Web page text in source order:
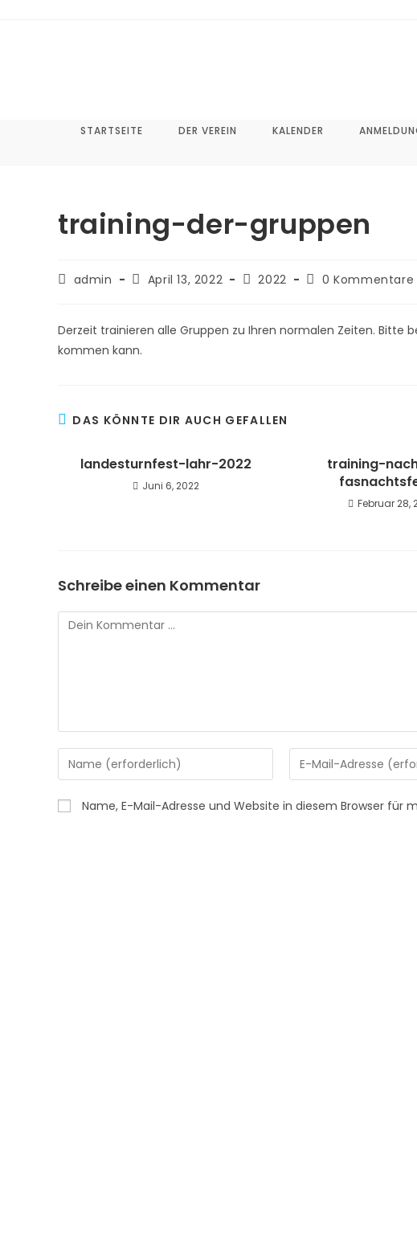
STARTSEITE DER VEREIN KALENDER
training-der-gruppen
Beitrags-
admin
Beitrag
April 13, 2022
Beitrags-
2022
Beitrags-
0 Kommentare
Derzeit trainieren alle Gruppen zu Ihren normalen Zeiten. Bitte
kommen kann.
DAS KÖNNTE DIR AUCH GEFALLEN
landesturnfest-lahr-2022
Juni 6, 2022
training-
Februar 28,
Schreibe einen Kommentar
Kommentar
Gib
deinen
Namen
oder
Gib
deine
Name, E-Mail-Adresse und Website in diesem Browser für